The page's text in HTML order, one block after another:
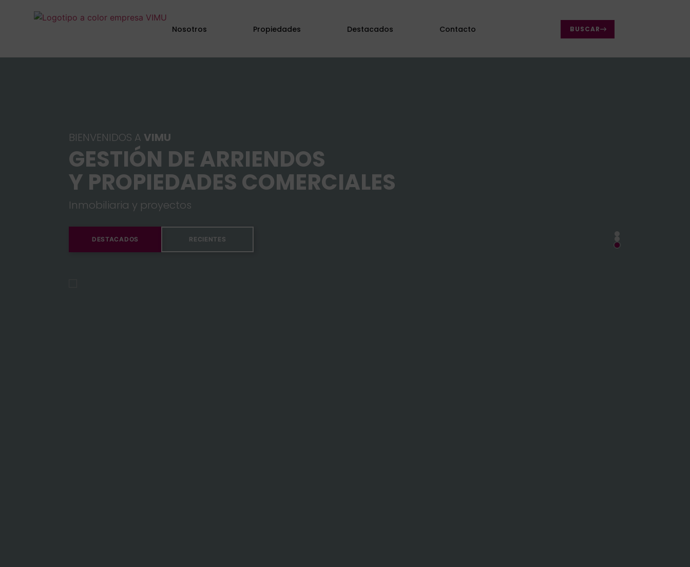
Nosotros Propiedades Destacados Contacto BUSCAR
BIENVENIDOS A VIMU
GESTIÓN DE ARRIENDOS
Y PROPIEDADES COMERCIALES
Inmobiliaria y proyectos
DESTACADOS RECIENTES